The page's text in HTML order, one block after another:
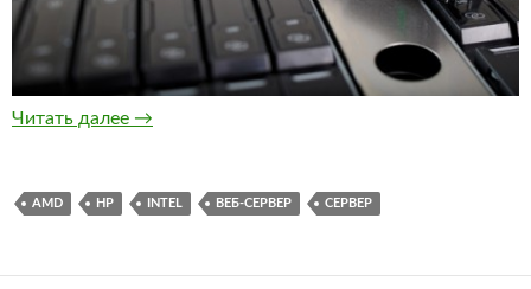
Читать далее HP Moonshot — новое серверы от компании
→
AMD HP INTEL ВЕБ-СЕРВЕР СЕРВЕР